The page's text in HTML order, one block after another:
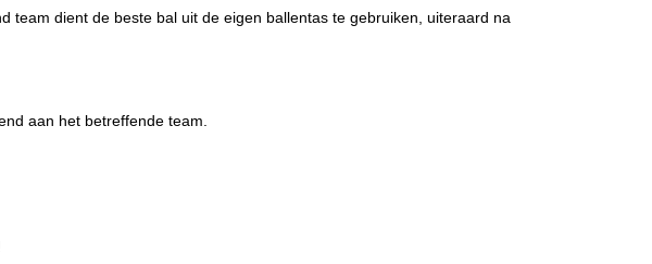
team dient de beste bal uit de eigen ballentas te gebruiken, uiteraard na
aan het betreffende team.